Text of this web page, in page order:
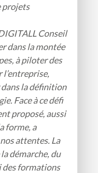
projets
Conseil
dans la montée
à piloter des
l’entreprise,
dans la définition
Face à ce défi
proposé, aussi
forme, a
attentes. La
démarche, du
des formations